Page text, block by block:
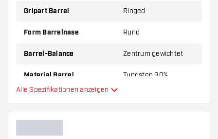
Gripart Barrel Ringed
Form Barrelnase Rund
Barrel-Balance Zentrum gewichtet
Material Barrel Tungsten 90%
Dartspieler
Alle Spezifikationen anzeigen